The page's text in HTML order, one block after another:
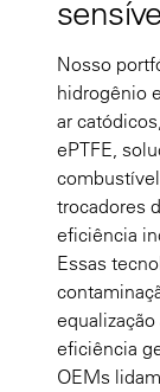
Nosso
hidrogênio
ar
ePTFE,
trocadores
eficiência
Essas
eficiência
OEMs